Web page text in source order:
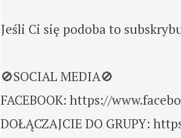
Jeśli Ci się podoba to
🚫SOCIAL MEDIA🚫
FACEBOOK: https://
DOŁĄCZAJCIE DO GRUPY: